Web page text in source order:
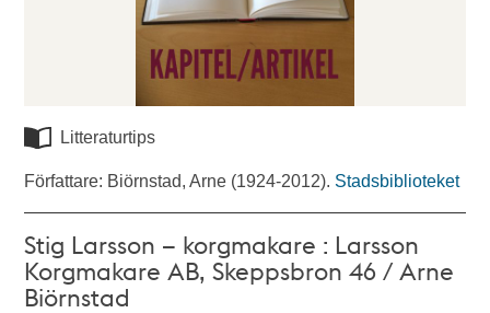
Litteraturtips
Författare: Biörnstad, Arne (1924-2012). Stadsbiblioteket
Stig Larsson – korgmakare : Larsson
Korgmakare AB, Skeppsbron 46 / Arne
Biörnstad